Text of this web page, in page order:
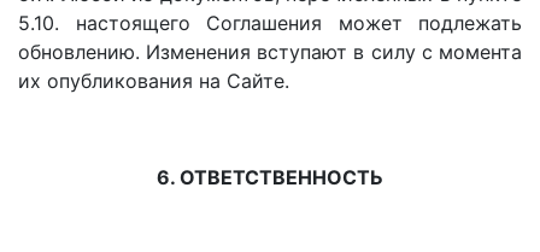
5.10. настоящего Соглашения может подлежать
обновлению. Изменения вступают в силу с момента
их опубликования на Сайте.
6. ОТВЕТСТВЕННОСТЬ